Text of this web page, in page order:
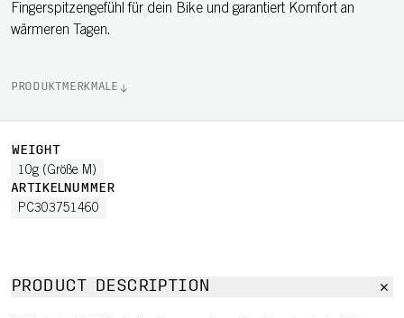
Fingerspitzengefühl für dein Bike und garantiert Komfort an
wärmeren Tagen.
PRODUKTMERKMALE
WEIGHT
10g (Größe M)
ARTIKELNUMMER
PC303751460
PRODUCT DESCRIPTION